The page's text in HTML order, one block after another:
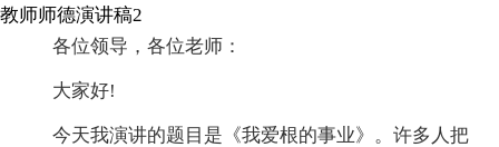
教师师德演讲稿2
各位领导，各位老师：
大家好!
今天我演讲的题目是《我爱根的事业》。许多人把